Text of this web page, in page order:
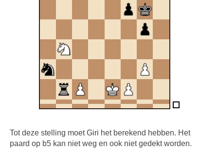
Tot deze stelling moet Giri het berekend hebben. Het
paard op b5 kan niet weg en ook niet gedekt worden.